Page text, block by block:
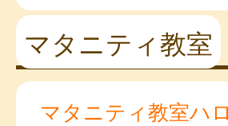
マタニティ教室
マタニティ教室ハ